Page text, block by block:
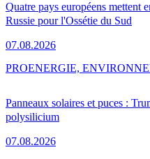
Quatre pays européens mettent
Russie pour l'Ossétie du Sud
07.08.2026
Panneaux solaires et puces :
polysilicium
07.08.2026
PROENERGIE,